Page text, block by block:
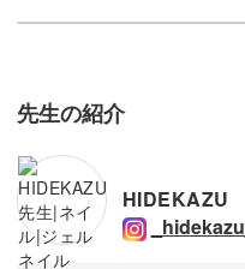
先生の紹介
HIDEKAZU
_hidekazu_